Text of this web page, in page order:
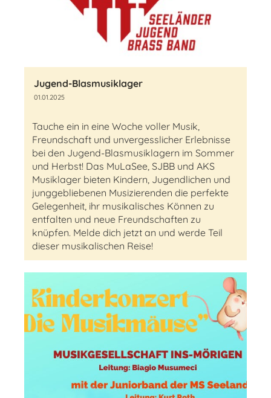
Jugend-Blasmusiklager
01.01.2025
Tauche ein in eine Woche voller Musik,
Freundschaft und unvergesslicher Erlebnisse
bei den Jugend-Blasmusiklagern im Sommer
und Herbst! Das MuLaSee, SJBB und AKS
Musiklager bieten Kindern, Jugendlichen und
junggebliebenen Musizierenden die perfekte
Gelegenheit, ihr musikalisches Können zu
entfalten und neue Freundschaften zu
knüpfen. Melde dich jetzt an und werde Teil
dieser musikalischen Reise!